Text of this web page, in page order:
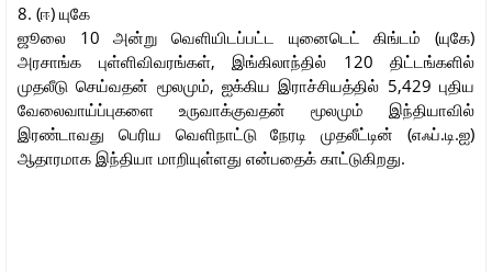
8. (ஈ) யுகே
ஜூலை 10 அன்று வெளியிடப்பட்ட யுனைடெட் கிங்டம் (யுகே)
அரசாங்க புள்ளிவிவரங்கள், இங்கிலாந்தில் 120 திட்டங்களில்
முதலீடு செய்வதன் மூலமும், ஐக்கிய இராச்சியத்தில் 5,429 புதிய
வேலைவாய்ப்புகளை உருவாக்குவதன் மூலமும் இந்தியாவில்
இரண்டாவது பெரிய வெளிநாட்டு நேரடி முதலீட்டின் (எஃப்.டி.ஐ)
ஆதாரமாக இந்தியா மாறியுள்ளது என்பதைக் காட்டுகிறது.